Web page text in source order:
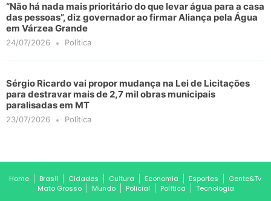
“Não há nada mais prioritário do que levar água para a casa
das pessoas”, diz governador ao firmar Aliança pela Água
em Várzea Grande
24/07/2026 Política
Sérgio Ricardo vai propor mudança na Lei de Licitações
para destravar mais de 2,7 mil obras municipais
paralisadas em MT
23/07/2026 Política
Home Brasil Cidades Cultura Economia Esportes
Gente&Tv
Mato Grosso
Mundo Policial Política Tecnologia